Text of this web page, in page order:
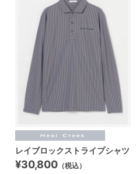
レイブロックストライプシャツ
¥30,800 （税込）